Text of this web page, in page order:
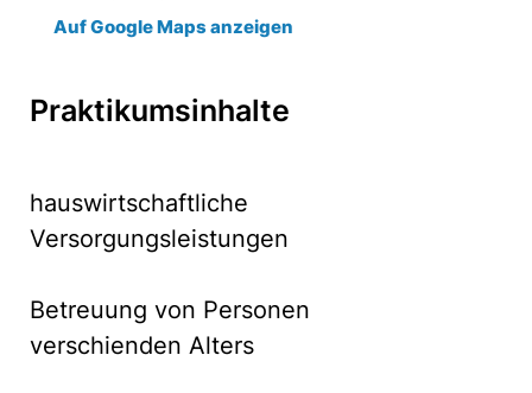
Auf Google Maps anzeigen
Praktikumsinhalte
hauswirtschaftliche
Versorgungsleistungen
Betreuung von Personen
verschienden Alters